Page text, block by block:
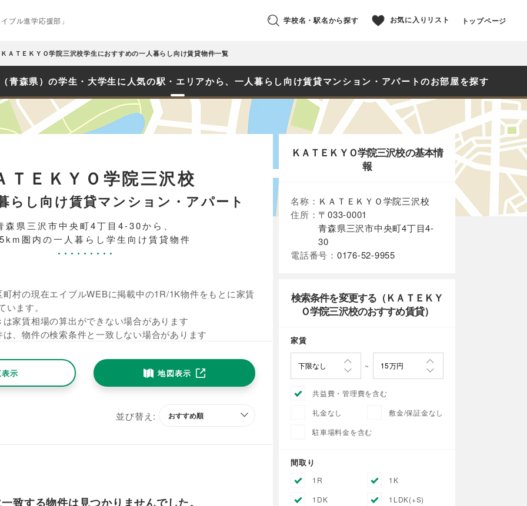
ブル進学応援部」 学校名・駅名から探す お気に入りリスト トップページ
ＫＡＴＥＫＹＯ学院三沢校学生におすすめの一人暮らし向け賃貸物件一覧
青森県）の学生・大学生に人気の駅・エリアから、一人暮らし向け賃貸マンション・アパートのお部屋を探す
ＴＥＫＹＯ学院三沢校
らし向け賃貸マンション・アパート
森県三沢市中央町4丁目4-30から、
圏内の一人暮らし学生向け賃貸物件
村の現在エイブルWEBに掲載中の1R/1K物件をもとに家賃
ます。
家賃相場の算出ができない場合があります
、物件の検索条件と一致しない場合があります
示 地図表示
並び替え:
致する物件は見つかりませんでした。
ＫＡＴＥＫＹＯ学院三沢校の基本情
報
名称： ＫＡＴＥＫＹＯ学院三沢校
住所： 〒033-0001
青森県三沢市中央町4丁目4-
30
電話番号： 0176-52-9955
検索条件を変更する（ＫＡＴＥＫＹ
Ｏ学院三沢校のおすすめ賃貸）
家賃
共益費・管理費を含む
礼金なし
敷金/保証金なし
駐車場料金を含む
間取り
1R
1K
1DK
1LDK(+S)